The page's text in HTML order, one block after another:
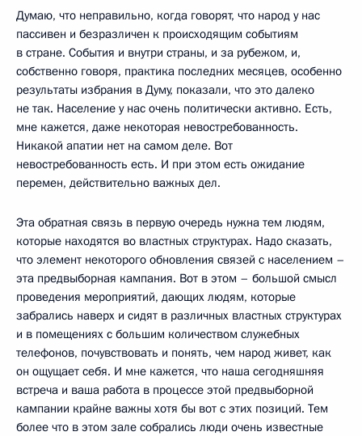
Думаю, что неправильно, когда говорят, что народ у нас
пассивен и безразличен к происходящим событиям
в стране. События и внутри страны, и за рубежом, и,
собственно говоря, практика последних месяцев, особенно
результаты избрания в Думу, показали, что это далеко
не так. Население у нас очень политически активно. Есть,
мне кажется, даже некоторая невостребованность.
Никакой апатии нет на самом деле. Вот
невостребованность есть. И при этом есть ожидание
перемен, действительно важных дел.
Эта обратная связь в первую очередь нужна тем людям,
которые находятся во властных структурах. Надо сказать,
что элемент некоторого обновления связей с населением –
эта предвыборная кампания. Вот в этом – большой смысл
проведения мероприятий, дающих людям, которые
забрались наверх и сидят в различных властных структурах
и в помещениях с большим количеством служебных
телефонов, почувствовать и понять, чем народ живет, как
он ощущает себя. И мне кажется, что наша сегодняшняя
встреча и ваша работа в процессе этой предвыборной
кампании крайне важны хотя бы вот с этих позиций. Тем
более что в этом зале собрались люди очень известные